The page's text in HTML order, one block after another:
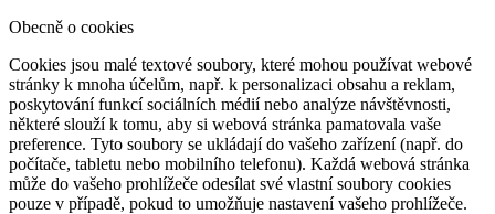
Obecně o cookies
Cookies jsou malé textové soubory, které mohou používat webové
stránky k mnoha účelům, např. k personalizaci obsahu a reklam,
poskytování funkcí sociálních médií nebo analýze návštěvnosti,
některé slouží k tomu, aby si webová stránka pamatovala vaše
preference. Tyto soubory se ukládají do vašeho zařízení (např. do
počítače, tabletu nebo mobilního telefonu). Každá webová stránka
může do vašeho prohlížeče odesílat své vlastní soubory cookies
pouze v případě, pokud to umožňuje nastavení vašeho prohlížeče.